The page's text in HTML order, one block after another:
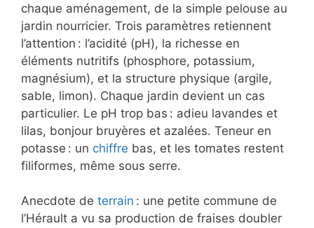
chaque aménagement, de la simple pelouse au
jardin nourricier. Trois paramètres retiennent
l’attention : l’acidité (pH), la richesse en
éléments nutritifs (phosphore, potassium,
magnésium), et la structure physique (argile,
sable, limon). Chaque jardin devient un cas
particulier. Le pH trop bas : adieu lavandes et
lilas, bonjour bruyères et azalées. Teneur en
potasse : un chiffre bas, et les tomates restent
filiformes, même sous serre.
Anecdote de terrain : une petite commune de
l’Hérault a vu sa production de fraises doubler